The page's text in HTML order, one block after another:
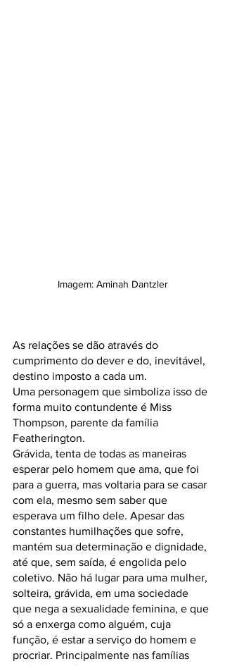
Imagem: Aminah Dantzler
As relações se dão através do
cumprimento do dever e do, inevitável,
destino imposto a cada um.
Uma personagem que simboliza isso de
forma muito contundente é Miss
Thompson, parente da família
Featherington.
Grávida, tenta de todas as maneiras
esperar pelo homem que ama, que foi
para a guerra, mas voltaria para se casar
com ela, mesmo sem saber que
esperava um filho dele. Apesar das
constantes humilhações que sofre,
mantém sua determinação e dignidade,
até que, sem saída, é engolida pelo
coletivo. Não há lugar para uma mulher,
solteira, grávida, em uma sociedade
que nega a sexualidade feminina, e que
só a enxerga como alguém, cuja
função, é estar a serviço do homem e
procriar. Principalmente nas famílias